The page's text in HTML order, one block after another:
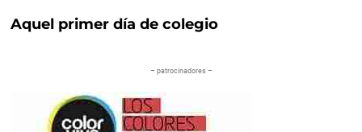
Aquel primer día de colegio
– patrocinadores –